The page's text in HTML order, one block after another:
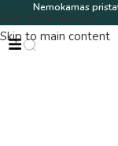
Skip to navigation
Skip to main content
Nemokamas